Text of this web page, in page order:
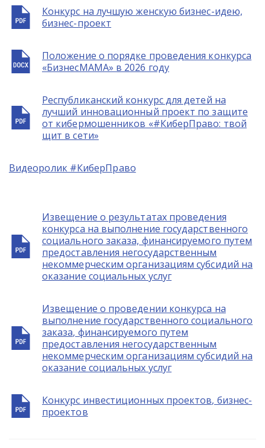
Конкурс на лучшую женскую бизнес-идею,
бизнес-проект
Положение о порядке проведения конкурса
«БизнесМАМА» в 2026 году
Республиканский конкурс для детей на
лучший инновационный проект по защите
от кибермошенников «#КиберПраво: твой
щит в сети»
Видеоролик #КиберПраво
Извещение о результатах проведения
конкурса на выполнение государственного
социального заказа, финансируемого путем
предоставления негосударственным
некоммерческим организациям субсидий на
оказание социальных услуг
Извещение о проведении конкурса на
выполнение государственного социального
заказа, финансируемого путем
предоставления негосударственным
некоммерческим организациям субсидий на
оказание социальных услуг
Конкурс инвестиционных проектов, бизнес-
проектов